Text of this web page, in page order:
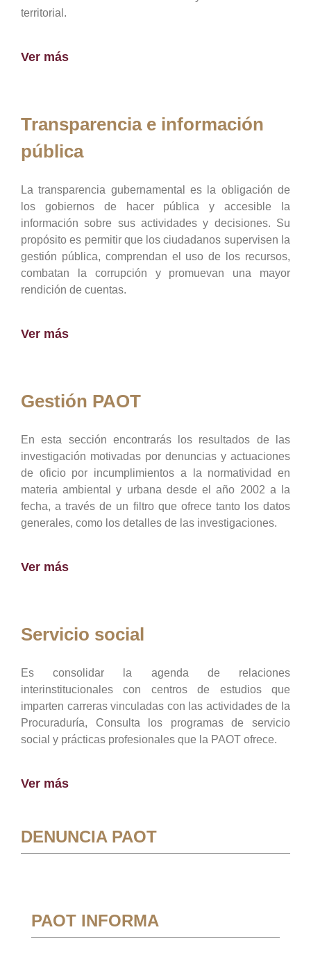
territorial.
Ver más
Transparencia e información
pública
La transparencia gubernamental es la obligación de
los gobiernos de hacer pública y accesible la
información sobre sus actividades y decisiones. Su
propósito es permitir que los ciudadanos supervisen la
gestión pública, comprendan el uso de los recursos,
combatan la corrupción y promuevan una mayor
rendición de cuentas.
Ver más
Gestión PAOT
En esta sección encontrarás los resultados de las
investigación motivadas por denuncias y actuaciones
de oficio por incumplimientos a la normatividad en
materia ambiental y urbana desde el año 2002 a la
fecha, a través de un filtro que ofrece tanto los datos
generales, como los detalles de las investigaciones.
Ver más
Servicio social
Es consolidar la agenda de relaciones
interinstitucionales con centros de estudios que
imparten carreras vinculadas con las actividades de la
Procuraduría, Consulta los programas de servicio
social y prácticas profesionales que la PAOT ofrece.
Ver más
DENUNCIA PAOT
PAOT INFORMA